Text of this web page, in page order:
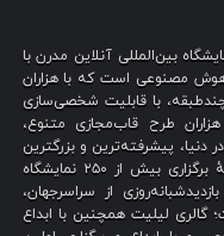
بین‌المللی آنلاین مدرن با
هوش مصنوعی است که با هزاران
با قابلیت شخصی‌سازی
طرح قاب‌مجازی متنوع،
دنیا، پیشرفته‌ترین و بزرگترین
گالری آنلاین در کل جهان می‌باشد، که باتجربهٔ برگزاری بیش از ۲۵۰ نمایشگاه
از سراسرجهان،
گالری لیلیت همچنین با ابداع